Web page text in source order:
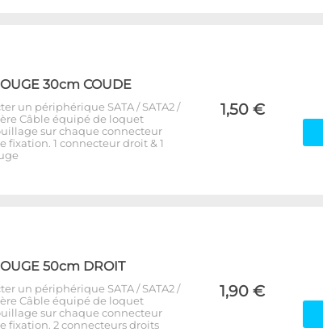
30cm COUDE
un périphérique SATA / SATA2 /
Câble équipé de loquet
sur chaque connecteur
fixation. 1 connecteur droit & 1
1,50 €
50cm DROIT
un périphérique SATA / SATA2 /
Câble équipé de loquet
sur chaque connecteur
fixation. 2 connecteurs droits
1,90 €